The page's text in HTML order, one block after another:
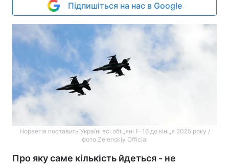
Підпишіться на нас в Google
Норвегія поставить Україні всі обіцяні F-16 до кінця 2025 року /
фото Zelenskiy Official
Про яку саме кількість йдеться - не